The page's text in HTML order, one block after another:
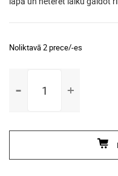
Noliktavā 2 prece/-es
R15
8